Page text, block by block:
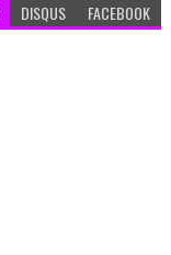
DISQUS FACEBOOK